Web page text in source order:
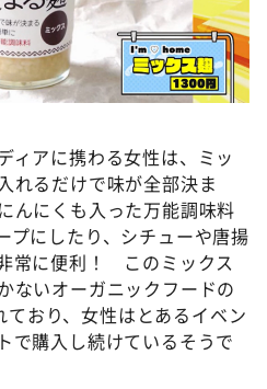
ィアに携わる女性は、ミッ
れるだけで味が全部決ま
んにくも入った万能調味料
プにしたり、シチューや唐揚
常に便利！ このミックス
ないオーガニックフードの
おり、女性はとあるイベン
で購入し続けているそうで